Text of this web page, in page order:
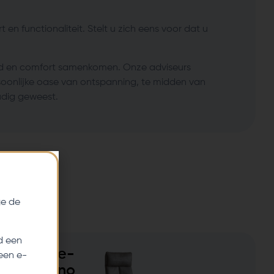
functionaliteit. Stelt u zich eens voor dat u
comfort samenkomen. Onze adviseurs
oase van ontspanning, te midden van
geweest.
Rome-
de
een
e-